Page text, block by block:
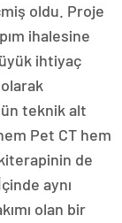
oldu. Proje
ihalesine
ihtiyaç
teknik alt
Pet CT hem
de
aynı
olan bir